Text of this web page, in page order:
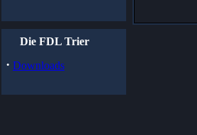
Die FDL Trier
· Downloads